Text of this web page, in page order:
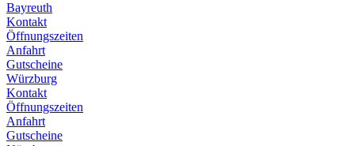
Bayreuth
Kontakt
Öffnungszeiten
Anfahrt
Gutscheine
Würzburg
Kontakt
Öffnungszeiten
Anfahrt
Gutscheine